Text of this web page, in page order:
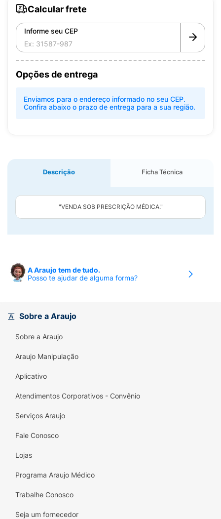
Calcular frete
Informe seu CEP
Opções de entrega
Enviamos para o endereço informado no seu CEP.
Confira abaixo o prazo de entrega para a sua região.
Descrição Ficha Técnica
"VENDA SOB PRESCRIÇÃO MÉDICA."
A Araujo tem de tudo.
Posso te ajudar de alguma forma?
Sobre a Araujo
Sobre a Araujo
Araujo Manipulação
Aplicativo
Atendimentos Corporativos - Convênio
Serviços Araujo
Fale Conosco
Lojas
Programa Araujo Médico
Trabalhe Conosco
Seja um fornecedor